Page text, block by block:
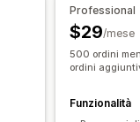
spedizione
Accesso anticipato
Badge
Professional
$29/mese
500 ordini
ordini
Funzionalità